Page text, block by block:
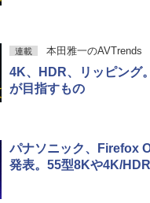
連載 本田雅一のAVTrends
4K、HDR、リッピング
が目指すもの
パナソニック、Firefox
発表。55型8Kや4K/